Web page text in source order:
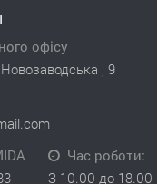
офісу
, 9
Час роботи:
З 10.00 до 18.00